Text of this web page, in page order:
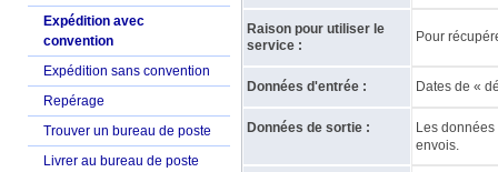
Expédition avec
convention
Expédition sans convention
Repérage
Trouver un bureau de poste
Livrer au bureau de poste
Raison pour utiliser le
service :
Pour
Données d'entrée : Dates de «
Données de sortie :
Les
envois.